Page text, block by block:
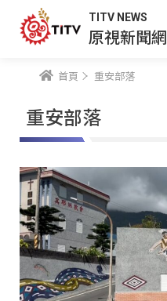
TITV NEWS
原視新聞網
首頁 重安部落
重安部落